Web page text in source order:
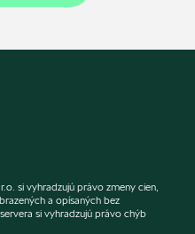
si vyhradzujú právo zmeny cien,
a opísaných bez
si vyhradzujú právo chýb